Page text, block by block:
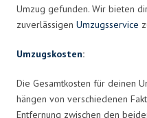
Umzug gefunden. Wir bieten
zuverlässigen Umzugsservice
Umzugskosten:
Die Gesamtkosten für deinen
hängen von verschiedenen
Entfernung zwischen den